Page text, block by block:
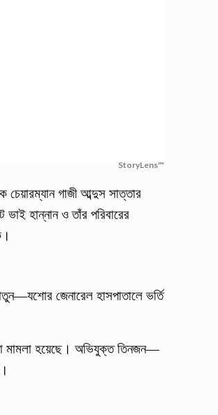
StoryLens™
চেয়ারম্যান গাজী আব্দুস সাত্তার
হান্নান ও তাঁর পরিবারের
জেনারেল হাসপাতালে ভর্তি
মামলা হয়েছে। অভিযুক্ত তিনজন—